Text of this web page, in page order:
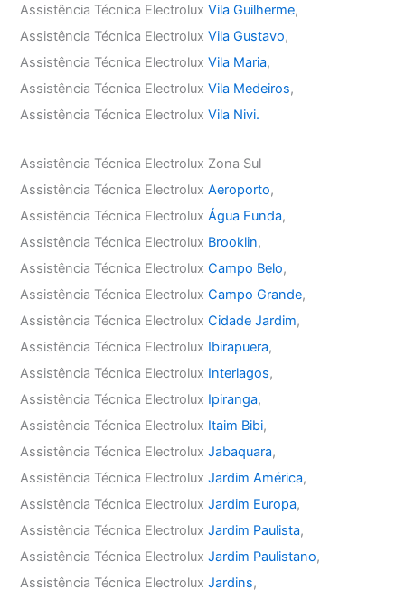
Assistência Técnica ElectroluxVila Guilherme,
Assistência Técnica ElectroluxVila Gustavo,
Assistência Técnica ElectroluxVila Maria,
Assistência Técnica ElectroluxVila Medeiros,
Assistência Técnica ElectroluxVila Nivi.
Assistência Técnica Electrolux Zona Sul
Assistência Técnica ElectroluxAeroporto,
Assistência Técnica ElectroluxÁgua Funda,
Assistência Técnica Electrolux Brooklin,
Assistência Técnica ElectroluxCampo Belo,
Assistência Técnica ElectroluxCampo Grande,
Assistência Técnica ElectroluxCidade Jardim,
Assistência Técnica Electrolux Ibirapuera,
Assistência Técnica Electrolux Interlagos,
Assistência Técnica Electrolux Ipiranga,
Assistência Técnica Electrolux Itaim Bibi,
Assistência Técnica ElectroluxJabaquara,
Assistência Técnica ElectroluxJardim América,
Assistência Técnica ElectroluxJardim Europa,
Assistência Técnica ElectroluxJardim Paulista,
Assistência Técnica ElectroluxJardim Paulistano,
Assistência Técnica ElectroluxJardins,